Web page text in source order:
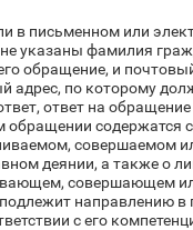
в письменном или
указаны фамилия
обращение, и
адрес, по которому
ответ на обращение
обращении содержатся
совершаемом
деянии, а также о
совершающем
направлению в
с его